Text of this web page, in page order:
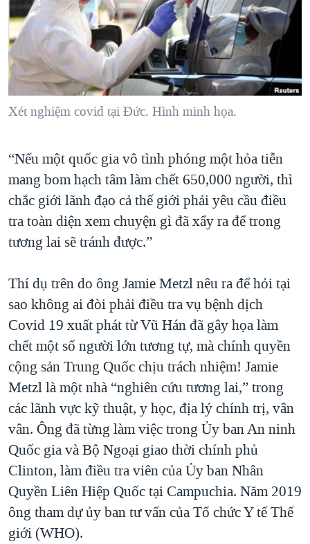
"Tìm"NGƯỜI VIỆT HẢI NGOẠI
ĐỜI SỐNG
KINH TẾ
KHOA HỌC
SỨC KHOẺ
THỂ THAO
GIÁO DỤC
TẠI
HÀNH TRÌNH BẦU CỬ 2024
MỘT NĂM CHIẾN TRANH TẠI DẢI GAZA
GIẢI MÃ VÀNH ĐAI & CON ĐƯỜNG
GROUND ZERO – XƯA VÀ NAY
CHI PHÍ CHIẾN TRANH AFGHANISTAN
CÁC GIÁ TRỊ CỘNG HÒA Ở VIỆT NAM
THƯỢNG ĐỈNH TRUMP-KIM TẠI VIỆT NAM
TRỊNH VĨNH BÌNH VS. CHÍNH PHỦ VIỆT NAM
NGƯ DÂN VIỆT VÀ LÀN SÓNG TRỘM HẢI SÂM
BÊN KIA QUỐC LỘ: TIẾNG VỌNG TỪ NÔNG THÔN MỸ
QUAN HỆ VIỆT MỸ
VIDEO
NGHE
MẠNG XÃ HỘI
Xét nghiệm covid tại Đức. Hình minh họa.
“Nếu một quốc gia vô tình phóng một hỏa tiễn
mang bom hạch tâm làm chết 650,000 người, thì
chắc giới lãnh đạo cả thế giới phải yêu cầu điều
tra toàn diện xem chuyện gì đã xẩy ra để trong
tương lai sẽ tránh được.”
Thí dụ trên do ông Jamie Metzl nêu ra để hỏi tại
sao không ai đòi phải điều tra vụ bệnh dịch
Covid 19 xuất phát từ Vũ Hán đã gây họa làm
chết một số người lớn tương tự, mà chính quyền
cộng sản Trung Quốc chịu trách nhiệm! Jamie
Metzl là một nhà “nghiên cứu tương lai,” trong
các lãnh vực kỹ thuật, y học, địa lý chính trị, vân
vân. Ông đã từng làm việc trong Ủy ban An ninh
Quốc gia và Bộ Ngoại giao thời chính phủ
Clinton, làm điều tra viên của Ủy ban Nhân
Quyền Liên Hiệp Quốc tại Campuchia. Năm 2019
ông tham dự ủy ban tư vấn của Tổ chức Y tế Thế
giới (WHO).